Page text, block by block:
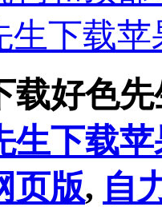
生下载
载好色
生下载
页版, 自